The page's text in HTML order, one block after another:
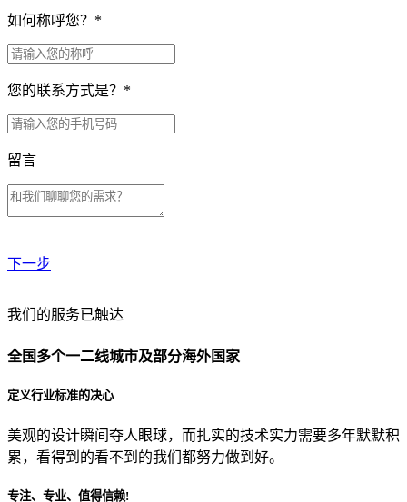
如何称呼您？ *
您的联系方式是？ *
留言
下一步
贵公司预算范围是？
贵公司的团队规模是？
目前主要的营销渠道是？
我们的服务已触达
全国多个一二线城市及部分海外国家
定义行业标准的决心
美观的设计瞬间夺人眼球，而扎实的技术实力需要多年默默积
累，看得到的看不到的我们都努力做到好。
专注、专业、值得信赖!